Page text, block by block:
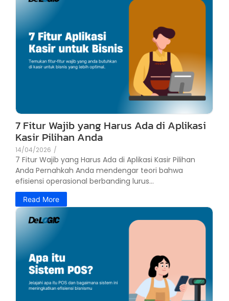
7 Fitur Wajib yang Harus Ada di Aplikasi
Kasir Pilihan Anda
14/04/2026 /
7 Fitur Wajib yang Harus Ada di Aplikasi Kasir Pilihan
Anda Pernahkah Anda mendengar teori bahwa
efisiensi operasional berbanding lurus...
Read More